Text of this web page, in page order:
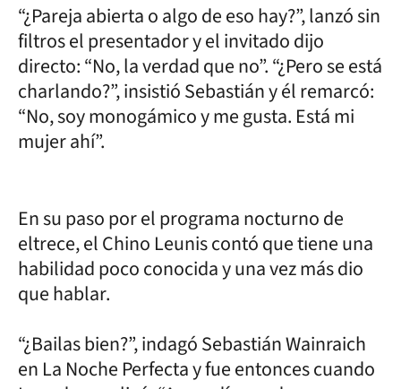
“¿Pareja abierta o algo de eso hay?”, lanzó sin
filtros el presentador y el invitado dijo
directo: “No, la verdad que no”. “¿Pero se está
charlando?”, insistió Sebastián y él remarcó:
“No, soy monogámico y me gusta. Está mi
mujer ahí”.
En su paso por el programa nocturno de
eltrece, el Chino Leunis contó que tiene una
habilidad poco conocida y una vez más dio
que hablar.
“¿Bailas bien?”, indagó Sebastián Wainraich
en La Noche Perfecta y fue entonces cuando